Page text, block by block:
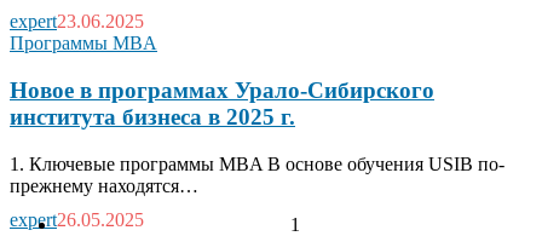
expert23.06.2025
Программы MBA
Новое в программах Урало-Сибирского
института бизнеса в 2025 г.
1. Ключевые программы MBA В основе обучения USIB по-
прежнему находятся…
expert26.05.2025
1